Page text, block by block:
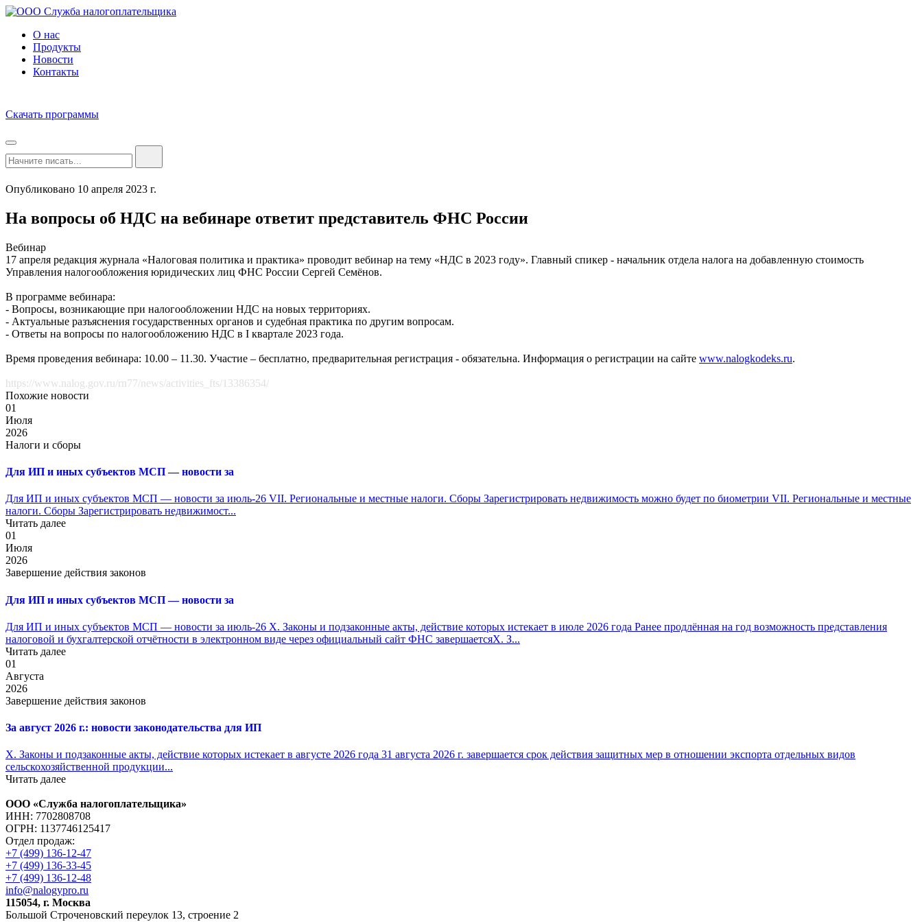
О нас
Продукты
Новости
Контакты
Скачать программы
Опубликовано 10 апреля 2023 г.
На вопросы об НДС на вебинаре ответит представитель ФНС России
Вебинар
17 апреля редакция журнала «Налоговая политика и практика» проводит вебинар на тему «НДС в 2023 году». Главный спикер - начальник отдела налога на добавленную стоимость
Управления налогообложения юридических лиц ФНС России Сергей Семёнов.
В программе вебинара:
- Вопросы, возникающие при налогообложении НДС на новых территориях.
- Актуальные разъяснения государственных органов и судебная практика по другим вопросам.
- Ответы на вопросы по налогообложению НДС в I квартале 2023 года.
Время проведения вебинара: 10.00 – 11.30. Участие – бесплатно, предварительная регистрация - обязательна. Информация о регистрации на сайте www.nalogkodeks.ru.
https://www.nalog.gov.ru/rn77/news/activities_fts/13386354/
Похожие новости
01
Июля
2026
Налоги и сборы
Для ИП и иных субъектов МСП — новости за
Для ИП и иных субъектов МСП — новости за июль-26 VII. Региональные и местные налоги. Сборы Зарегистрировать недвижимость можно будет по биометрии VII. Региональные и местные
налоги. Сборы Зарегистрировать недвижимост...
Читать далее
01
Июля
2026
Завершение действия законов
Для ИП и иных субъектов МСП — новости за
Для ИП и иных субъектов МСП — новости за июль-26 X. Законы и подзаконные акты, действие которых истекает в июле 2026 года Ранее продлённая на год возможность представления
налоговой и бухгалтерской отчётности в электронном виде через официальный сайт ФНС завершаетсяX. З...
Читать далее
01
Августа
2026
Завершение действия законов
За август 2026 г.: новости законодательства для ИП
X. Законы и подзаконные акты, действие которых истекает в августе 2026 года 31 августа 2026 г. завершается срок действия защитных мер в отношении экспорта отдельных видов
сельскохозяйственной продукции...
Читать далее
ООО «Служба налогоплательщика»
ИНН: 7702808708
ОГРН: 1137746125417
Отдел продаж:
+7 (499) 136-12-47
+7 (499) 136-33-45
+7 (499) 136-12-48
info@nalogypro.ru
115054, г. Москва
Большой Строченовский переулок 13, строение 2